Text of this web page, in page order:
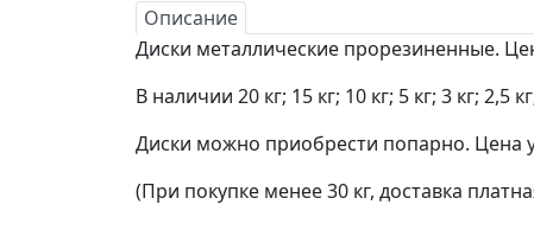
Описание
Диски металлические прорезиненные.
В наличии 20 кг; 15 кг; 10 кг; 5 кг; 3 кг; 2,5
Диски можно приобрести попарно. Цена
(При покупке менее 30 кг, доставка